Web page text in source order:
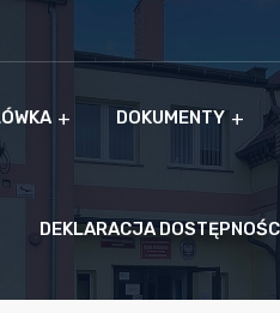
DOKUMENTY
DEKLARACJA